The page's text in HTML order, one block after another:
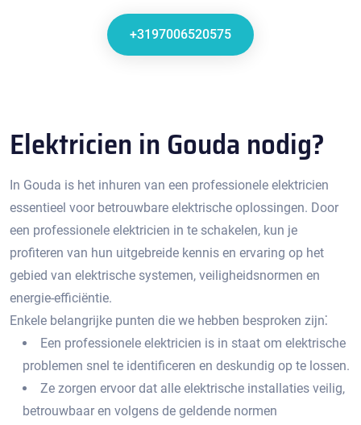
+3197006520575
Elektricien in Gouda nodig?
In Gouda is het inhuren van een professionele elektricien
essentieel voor betrouwbare elektrische oplossingen.​ Door
een professionele elektricien in te schakelen, kun je
profiteren van hun uitgebreide kennis en ervaring op het
gebied van elektrische systemen, veiligheidsnormen en
energie-efficiëntie.
Enkele belangrijke punten die we hebben besproken zijn⁚
Een professionele elektricien is in staat om elektrische
problemen snel te identificeren en deskundig op te lossen.​
Ze zorgen ervoor dat alle elektrische installaties veilig,
betrouwbaar en volgens de geldende normen